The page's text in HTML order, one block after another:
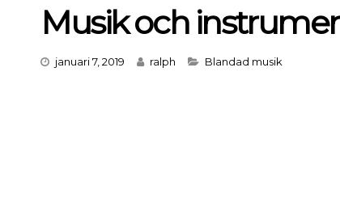
Musik och
januari 7, 2019 ralph Categories
Blandad musik